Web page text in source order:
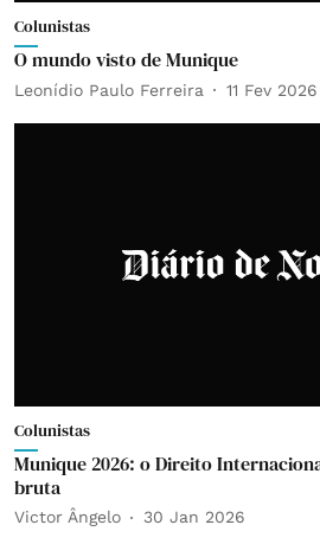
Colunistas
O mundo visto de Munique
Leonídio Paulo Ferreira 11 Fev 2026
Colunistas
Munique 2026: o Direito
bruta
Victor Ângelo 30 Jan 2026